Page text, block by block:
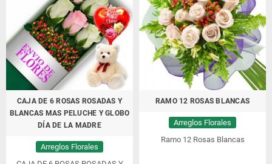
CAJA DE 6 ROSAS ROSADAS Y
BLANCAS MAS PELUCHE Y GLOBO
DÍA DE LA MADRE
Arreglos Florales
RAMO 12 ROSAS BLANCAS
Arreglos Florales
Ramo 12 Rosas Blancas